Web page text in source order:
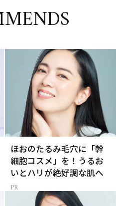
ほおのたるみ毛穴に「幹
細胞コスメ」を！うるお
いとハリが絶好調な肌へ